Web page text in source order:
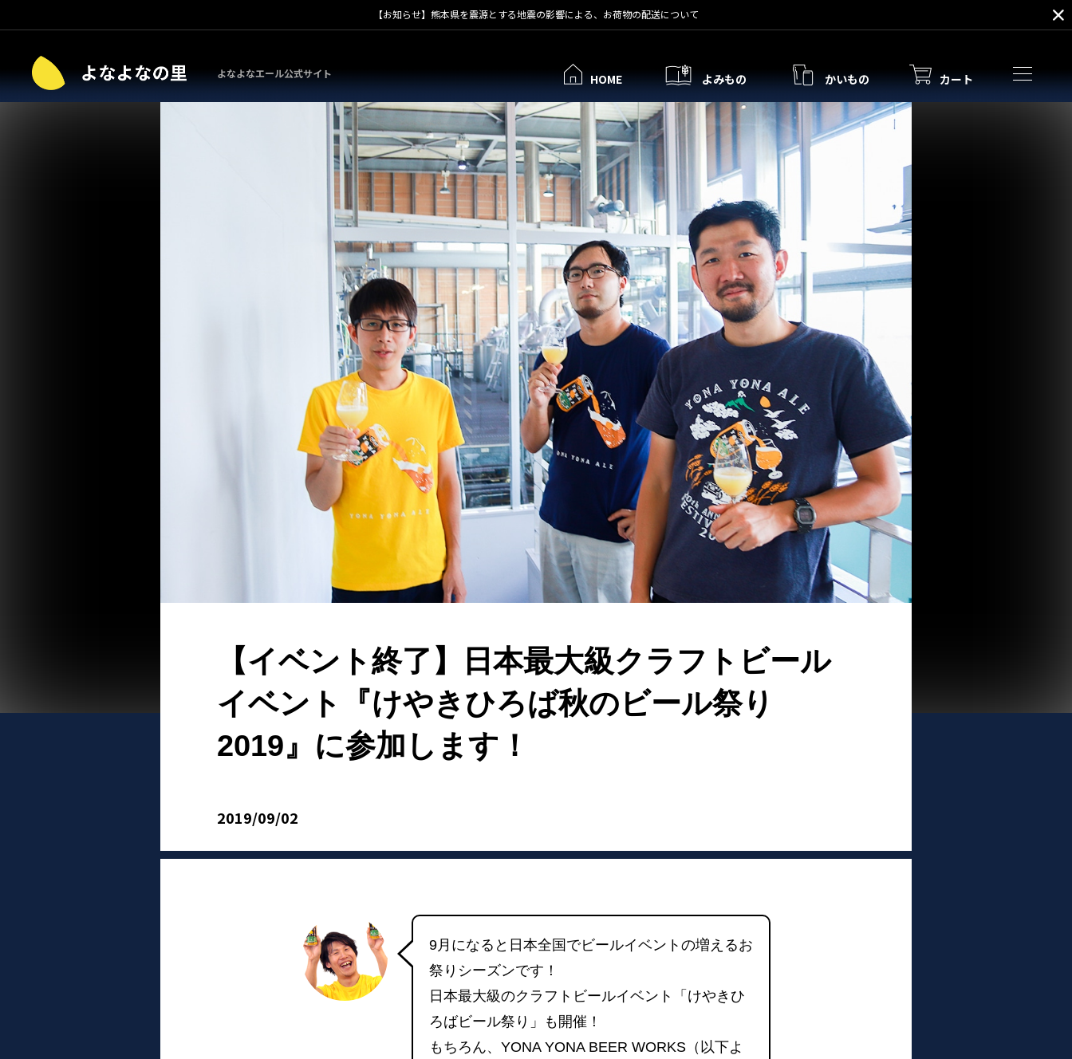
【お知らせ】熊本県を震源とする地震の影響による、お荷物の配送について
よなよなエール公式サイト HOME よみもの かいもの カート
【イベント終了】日本最大級クラフトビール
イベント『けやきひろば秋のビール祭り
2019』に参加します！
2019/09/02
9月になると日本全国でビールイベントの増えるお
祭りシーズンです！
日本最大級のクラフトビールイベント「けやきひ
ろばビール祭り」も開催！
もちろん、YONA YONA BEER WORKS（以下よ